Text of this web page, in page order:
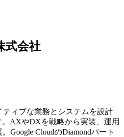
式会社
ィブな業務とシステムを設計
AXやDXを戦略から実装、運用
Google CloudのDiamondパート